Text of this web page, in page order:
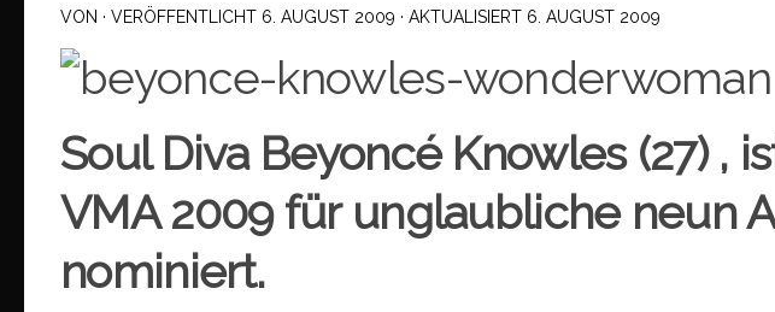
VON · VERÖFFENTLICHT 6. AUGUST 2009 · AKTUALISIERT 6. AUGUST 2009
Soul Diva Beyoncé Knowles (27) ,
VMA 2009 für unglaubliche neun
nominiert.